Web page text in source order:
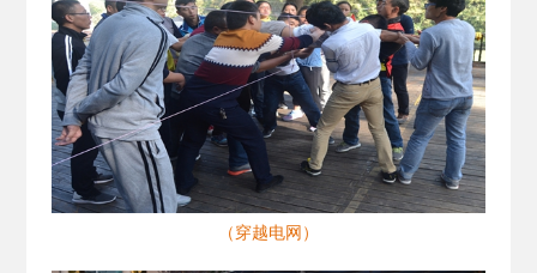
（穿越电网）